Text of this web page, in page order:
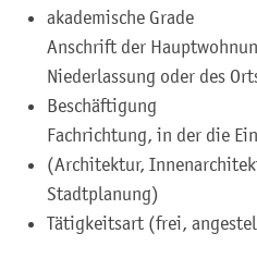
akademische Grade
Anschrift der
Niederlassung oder des
Beschäftigung
Fachrichtung, in der die
(Architektur,
Stadtplanung)
Tätigkeitsart (frei,